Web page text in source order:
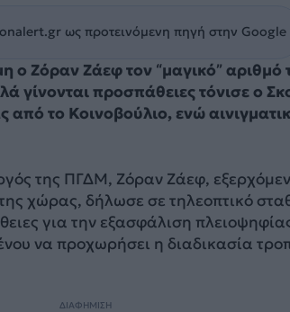
ως προτεινόμενη πηγή στην Google
ο Ζόραν Ζάεφ τον “μαγικό” αριθμό
γίνονται προσπάθειες τόνισε ο
το Κοινοβούλιο, ενώ
της ΠΓΔΜ, Ζόραν Ζάεφ,
χώρας, δήλωσε σε τηλεοπτικό
για την εξασφάλιση
να προχωρήσει η διαδικασία
ΔΙΑΦΗΜΙΣΗ